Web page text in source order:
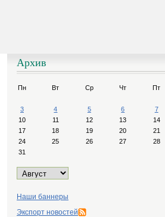
Архив
Пн Вт Ср Чт Пт
3
4 5 6 7
10
11 12 13 14
17
18 19 20 21
24
25 26 27 28
31
Наши баннеры
Экспорт новостей